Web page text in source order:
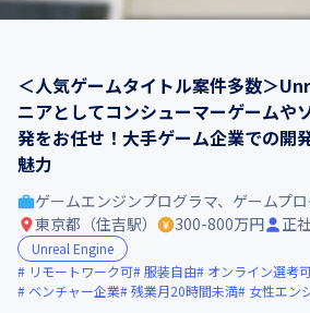
＜人気ゲームタイトル案件多数＞
ニアとしてコンシューマーゲームや
発をお任せ！大手ゲーム企業での開
魅力
ゲームエンジンプログラマ、ゲームプ
東京都（住吉駅）
300-800万円 正
Unreal Engine
リモートワーク可 服装自由 オンライン選考
ベンチャー企業 残業月20時間未満 女性エン